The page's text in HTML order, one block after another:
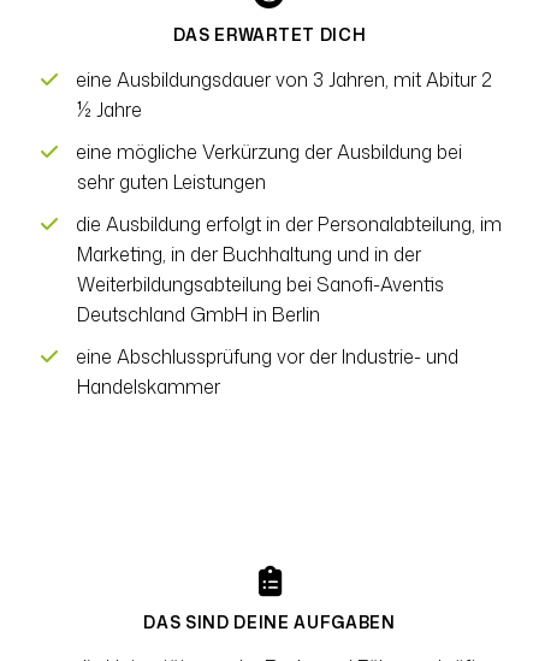
DAS ERWARTET DICH
eine Ausbildungsdauer von 3 Jahren, mit Abitur 2
½ Jahre
eine mögliche Verkürzung der Ausbildung bei
sehr guten Leistungen
die Ausbildung erfolgt in der Personalabteilung, im
Marketing, in der Buchhaltung und in der
Weiterbildungsabteilung bei Sanofi-Aventis
Deutschland GmbH in Berlin
eine Abschlussprüfung vor der Industrie- und
Handelskammer
DAS SIND DEINE AUFGABEN